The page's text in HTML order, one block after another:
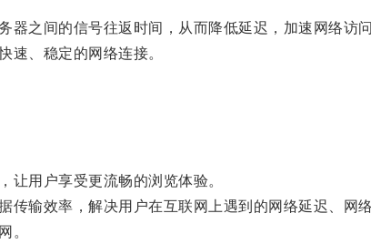
之间的信号往返时间，从而降低延迟，加速网络访问
、稳定的网络连接。
用户享受更流畅的浏览体验。
输效率，解决用户在互联网上遇到的网络延迟、网络
。